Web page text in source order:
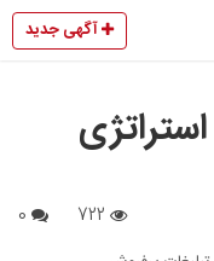
آگهی جدید